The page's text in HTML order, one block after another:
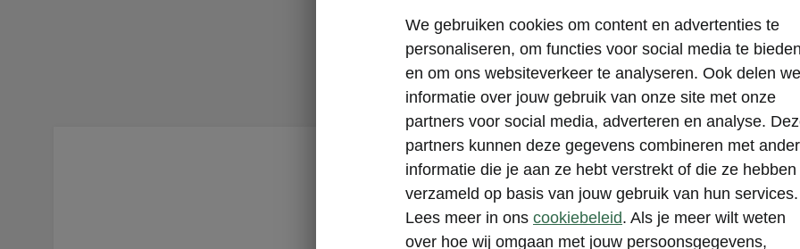
Ontdek de garanties en
service van Škoda
Bij Škoda profiteer je van uitgebreide garanties en service. Je krijgt
standaard 4 jaar garantie, 4 jaar reparatiegarantie, 3 jaar
12 jaar op de carrosserie.
We gebruiken cookies om content en advertenties te
personaliseren, om functies voor social media te bieden
en om ons websiteverkeer te analyseren. Ook delen we
informatie over jouw gebruik van onze site met onze
partners voor social media, adverteren en analyse.
partners kunnen deze gegevens combineren met
informatie die je aan ze hebt verstrekt of die ze hebben
verzameld op basis van jouw gebruik van hun services.
Lees meer in ons cookiebeleid. Als je meer wilt weten
over hoe wij omgaan met jouw persoonsgegevens,